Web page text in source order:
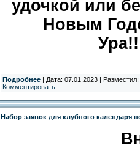
удочкой или
Новым
Подробнее | Дата: 07.01.2023 | Разместил:
Комментировать
Набор заявок для клубного календаря